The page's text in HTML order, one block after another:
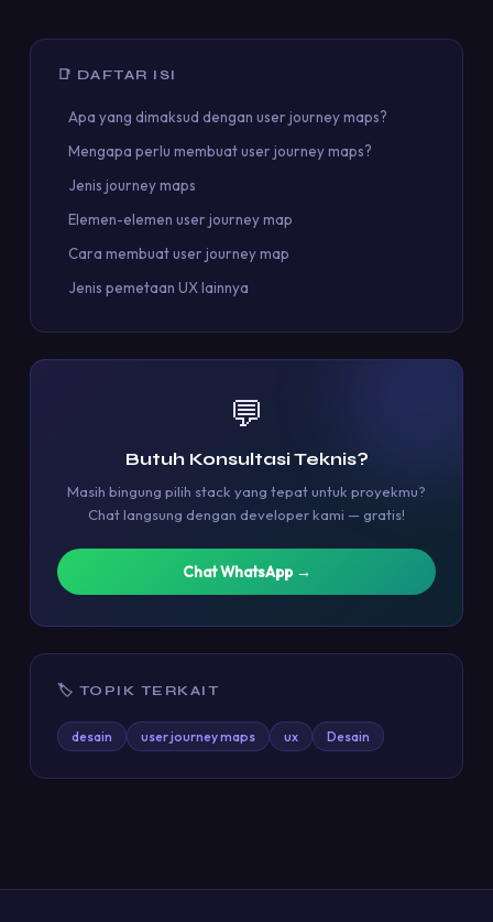
📑 DAFTAR ISI
Apa yang dimaksud dengan user journey maps?
Mengapa perlu membuat user journey maps?
Jenis journey maps
Elemen-elemen user journey map
Cara membuat user journey map
Jenis pemetaan UX lainnya
💬
Butuh Konsultasi Teknis?
Masih bingung pilih stack yang tepat untuk proyekmu?
Chat langsung dengan developer kami — gratis!
Chat WhatsApp →
🏷 TOPIK TERKAIT
desain user journey maps ux Desain